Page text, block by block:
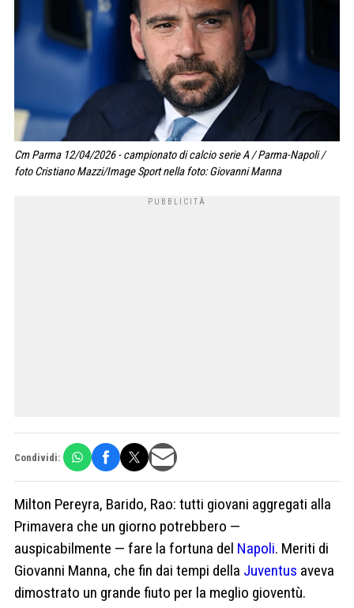
Cm Parma 12/04/2026 - campionato di calcio serie A / Parma-Napoli /
foto Cristiano Mazzi/Image Sport nella foto: Giovanni Manna
Condividi:
Milton Pereyra, Barido, Rao: tutti giovani aggregati alla
Primavera che un giorno potrebbero —
auspicabilmente — fare la fortuna del Napoli. Meriti di
Giovanni Manna, che fin dai tempi della Juventus aveva
dimostrato un grande fiuto per la meglio gioventù.